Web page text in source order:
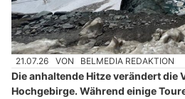
21.07.26 VON BELMEDIA REDAKTION
Die anhaltende Hitze verändert die
Hochgebirge. Während einige